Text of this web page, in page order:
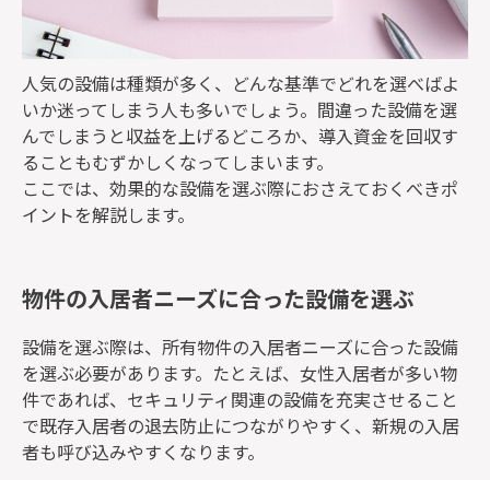
人気の設備は種類が多く、どんな基準でどれを選べばよ
いか迷ってしまう人も多いでしょう。間違った設備を選
んでしまうと収益を上げるどころか、導入資金を回収す
ることもむずかしくなってしまいます。
ここでは、効果的な設備を選ぶ際におさえておくべきポ
イントを解説します。
物件の入居者ニーズに合った設備を選ぶ
設備を選ぶ際は、所有物件の入居者ニーズに合った設備
を選ぶ必要があります。たとえば、女性入居者が多い物
件であれば、セキュリティ関連の設備を充実させること
で既存入居者の退去防止につながりやすく、新規の入居
者も呼び込みやすくなります。